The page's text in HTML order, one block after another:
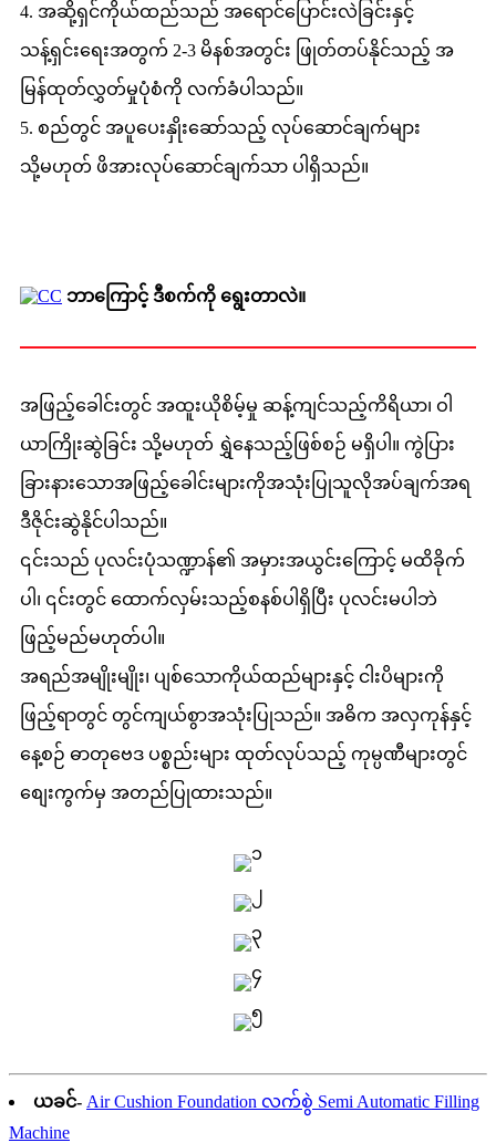
4. အဆို့ရှင်ကိုယ်ထည်သည် အရောင်ပြောင်းလဲခြင်းနှင့်
သန့်ရှင်းရေးအတွက် 2-3 မိနစ်အတွင်း ဖြုတ်တပ်နိုင်သည့် အ
မြန်ထုတ်လွှတ်မှုပုံစံကို လက်ခံပါသည်။
5. စည်တွင် အပူပေးနှိုးဆော်သည့် လုပ်ဆောင်ချက်များ
သို့မဟုတ် ဖိအားလုပ်ဆောင်ချက်သာ ပါရှိသည်။
ဘာကြောင့် ဒီစက်ကို ရွေးတာလဲ။
အဖြည့်ခေါင်းတွင် အထူးယိုစိမ့်မှု ဆန့်ကျင်သည့်ကိရိယာ၊ ဝါ
ယာကြိုးဆွဲခြင်း သို့မဟုတ် ရွှဲနေသည့်ဖြစ်စဉ် မရှိပါ။ ကွဲပြား
ခြားနားသောအဖြည့်ခေါင်းများကိုအသုံးပြုသူလိုအပ်ချက်အရ
ဒီဇိုင်းဆွဲနိုင်ပါသည်။
၎င်းသည် ပုလင်းပုံသဏ္ဍာန်၏ အမှားအယွင်းကြောင့် မထိခိုက်
ပါ၊ ၎င်းတွင် ထောက်လှမ်းသည့်စနစ်ပါရှိပြီး ပုလင်းမပါဘဲ
ဖြည့်မည်မဟုတ်ပါ။
အရည်အမျိုးမျိုး၊ ပျစ်သောကိုယ်ထည်များနှင့် ငါးပိများကို
ဖြည့်ရာတွင် တွင်ကျယ်စွာအသုံးပြုသည်။ အဓိက အလှကုန်နှင့်
နေ့စဉ် ဓာတုဗေဒ ပစ္စည်းများ ထုတ်လုပ်သည့် ကုမ္ပဏီများတွင်
စျေးကွက်မှ အတည်ပြုထားသည်။
ယခင်- Air Cushion Foundation လက်စွဲ Semi Automatic Filling
Machine